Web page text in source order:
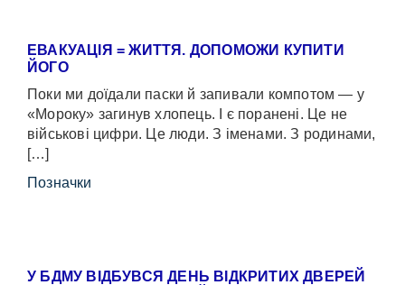
ЕВАКУАЦІЯ = ЖИТТЯ. ДОПОМОЖИ КУПИТИ
ЙОГО
Поки ми доїдали паски й запивали компотом — у
«Мороку» загинув хлопець. І є поранені. Це не
військові цифри. Це люди. З іменами. З родинами,
[…]
Позначки
У БДМУ ВІДБУВСЯ ДЕНЬ ВІДКРИТИХ ДВЕРЕЙ